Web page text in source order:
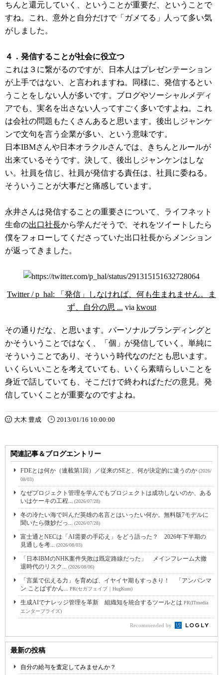
ちんと還元していく、ということが重要だ、ということで
すね。これ、意外と自分だけで「ガメてる」人って多い気
がしました。
４．発信することが社会に役立つ
これは３に繋がるのですが、日本人はプレゼンテーション
が上手ではない、と言われますね。同様に、発信するとい
うことをしない人が多いです。ブログやソーシャルメディ
アでも、実名を出さない人ってすごく多いですよね。これ
は会社の問題もたくさんあると思います。後出しジャンケ
ンで文句を言う企業が多い、という意味です。
日本IBMさんや日本オラクルさんでは、きちんとルールが
出来ているそうです。決して、後出しジャンケンはしな
い。社員を信じ、社員が発信する責任は、社員に委ねる。
そういうことが大事だと痛感しています。
永井さんは発信することの重要さについて、ライフネット
生命の出口社長から学んだそうで、それをツイートしたら
僕をフォローしてくださっていた出口社長からメンション
が返ってきました。
Twitter / p_hal: 「発信」しなければ、何も生まれません。ま
ず、自分の思 ... via kwout
その通りだな、と思います。パーソナルブランディングと
かそういうことではなく、「個」が発信していく。単純に
そういうことであり、そういう時代なのだとも思います。
いくらいいことを考えていても、いくら素晴らしいことを
身近で話していても、そこだけで終わればただの意見。発
信していくことが重要なのですよね。
大木 豊成 2013/01/16 10:00:00
関連記事＆ブログエントリー
FDEとは何か（連載第1回）／従来のSEと、何が決定的に違うのか (2026/
08/03)
なぜプロジェクト管理を学んでもプロジェクトは成功しないのか、ある
いはケーキの工程... (2026/07/28)
冬の冷たい海で叫んだ英雄の名言とはいったい何か。無料版7モデルに
聞いたら微妙だっ... (2026/07/28)
富士通とNECは「AI需要の手応え」をどう語った？ 2026年下半期の
見通しを考... (2026/08/03)
「日本IBMのNHK案件失敗は既定路線だった」 メインフレーム大撤
退時代のリスク... (2026/08/06)
「言葉で伝える力」を育めば、イヤイヤ期もすっきり！ 「アンパンマ
ン ことばずかん... PR(セガフェイブ｜HugKum)
生成AIでナレッジ管理を革新 組織知を統合するツールとは PR(ITmedia
エンタープライズ)
Recommended by
最新の投稿
自分の給与を査定してみませんか？